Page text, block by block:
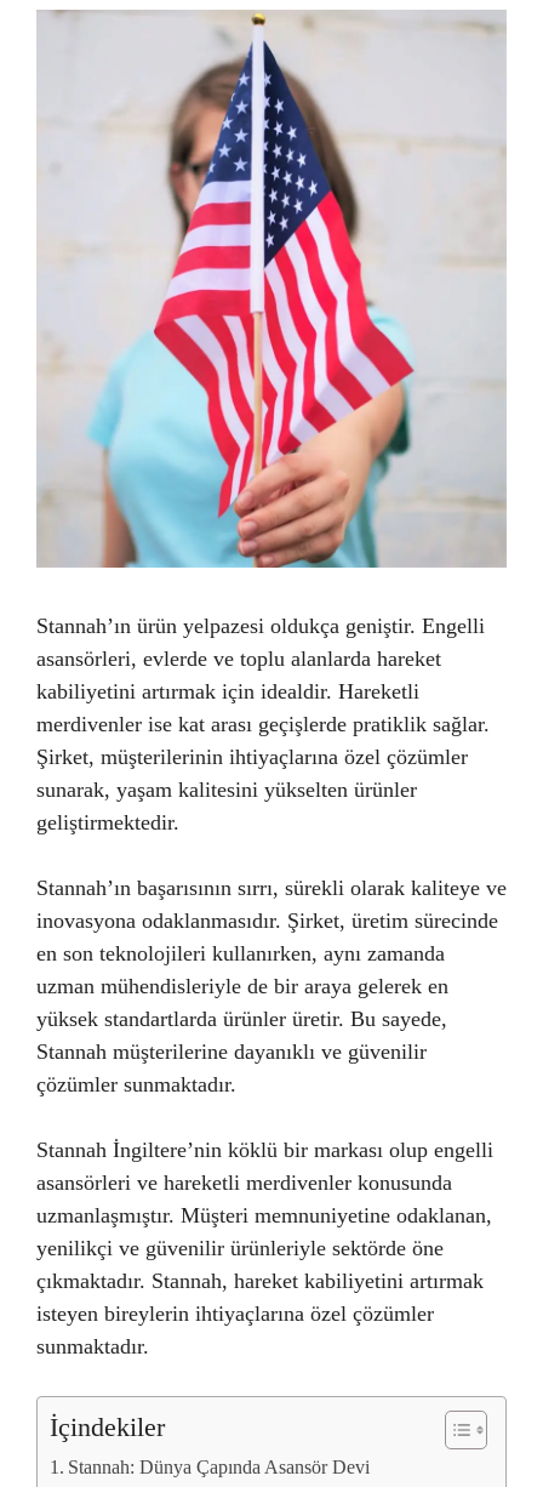
Stannah’ın ürün yelpazesi oldukça geniştir. Engelli
asansörleri, evlerde ve toplu alanlarda hareket
kabiliyetini artırmak için idealdir. Hareketli
merdivenler ise kat arası geçişlerde pratiklik sağlar.
Şirket, müşterilerinin ihtiyaçlarına özel çözümler
sunarak, yaşam kalitesini yükselten ürünler
geliştirmektedir.
Stannah’ın başarısının sırrı, sürekli olarak kaliteye ve
inovasyona odaklanmasıdır. Şirket, üretim sürecinde
en son teknolojileri kullanırken, aynı zamanda
uzman mühendisleriyle de bir araya gelerek en
yüksek standartlarda ürünler üretir. Bu sayede,
Stannah müşterilerine dayanıklı ve güvenilir
çözümler sunmaktadır.
Stannah İngiltere’nin köklü bir markası olup engelli
asansörleri ve hareketli merdivenler konusunda
uzmanlaşmıştır. Müşteri memnuniyetine odaklanan,
yenilikçi ve güvenilir ürünleriyle sektörde öne
çıkmaktadır. Stannah, hareket kabiliyetini artırmak
isteyen bireylerin ihtiyaçlarına özel çözümler
sunmaktadır.
İçindekiler
Stannah: Dünya Çapında Asansör Devi